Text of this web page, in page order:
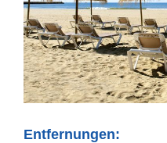
Entfernungen: